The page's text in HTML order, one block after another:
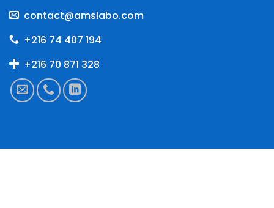
contact@amslabo.com
+216 74 407 194
+216 70 871 328